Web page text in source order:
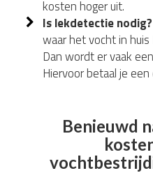
kosten hoger uit.
Is lekdetectie nodig?
waar het vocht in
Dan wordt er vaak
Hiervoor betaal je
Benieuwd